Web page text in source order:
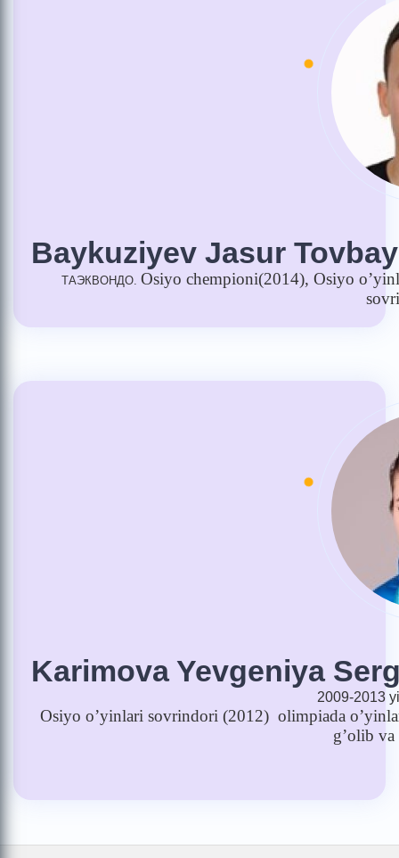
Baykuziyev Jasur
ТАЭКВОНДО. Osiyo chempioni(2014), Osiyo o’
Karimova Yevgeniya
2009-2013
Osiyo o’yinlari sovrindori (2012) olimpiada o’
g’olib va